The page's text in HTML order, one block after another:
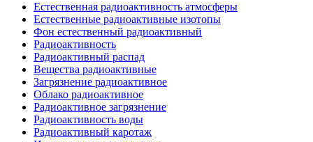
Естественная радиоактивность атмосферы
Естественные радиоактивные изотопы
Фон естественный радиоактивный
Радиоактивность
Радиоактивный распад
Вещества радиоактивные
Загрязнение радиоактивное
Облако радиоактивное
Радиоактивное загрязнение
Радиоактивность воды
Радиоактивный каротаж